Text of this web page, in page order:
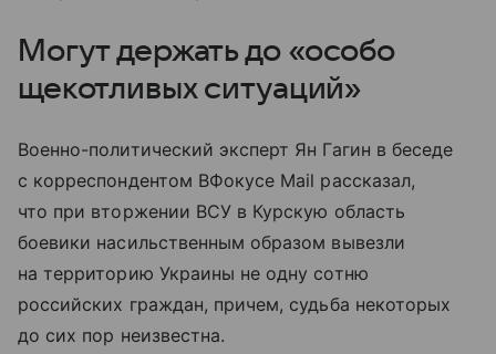
Могут держать до «особо
щекотливых ситуаций»
Военно-политический эксперт Ян Гагин в беседе
с корреспондентом ВФокусе Mail рассказал,
что при вторжении ВСУ в Курскую область
боевики насильственным образом вывезли
на территорию Украины не одну сотню
российских граждан, причем, судьба некоторых
до сих пор неизвестна.